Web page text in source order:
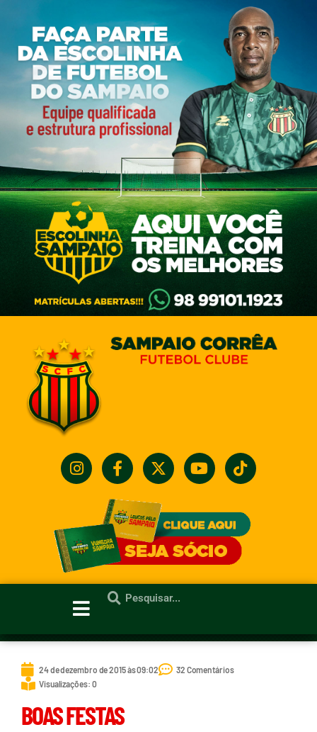
24 de dezembro de 2015 às 09:02
32 Comentários
Visualizações: 0
BOAS FESTAS